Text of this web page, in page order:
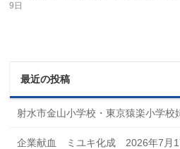
9日
最近の投稿
射水市金山小学校・東京猿楽小学校
企業献血 ミユキ化成 2026年7月